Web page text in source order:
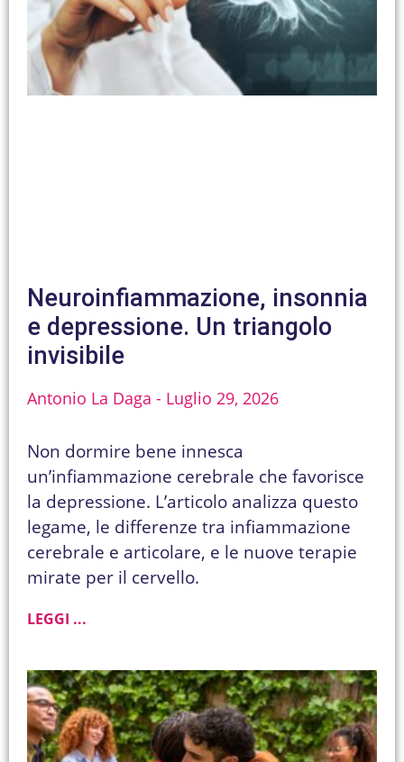
Neuroinfiammazione, insonnia
e depressione. Un triangolo
invisibile
Antonio La Daga Luglio 29, 2026
Non dormire bene innesca
un’infiammazione cerebrale che favorisce
la depressione. L’articolo analizza questo
legame, le differenze tra infiammazione
cerebrale e articolare, e le nuove terapie
mirate per il cervello.
LEGGI ...